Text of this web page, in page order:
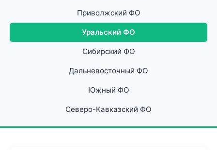
Приволжский ФО
Уральский ФО
Сибирский ФО
Дальневосточный ФО
Южный ФО
Северо-Кавказский ФО